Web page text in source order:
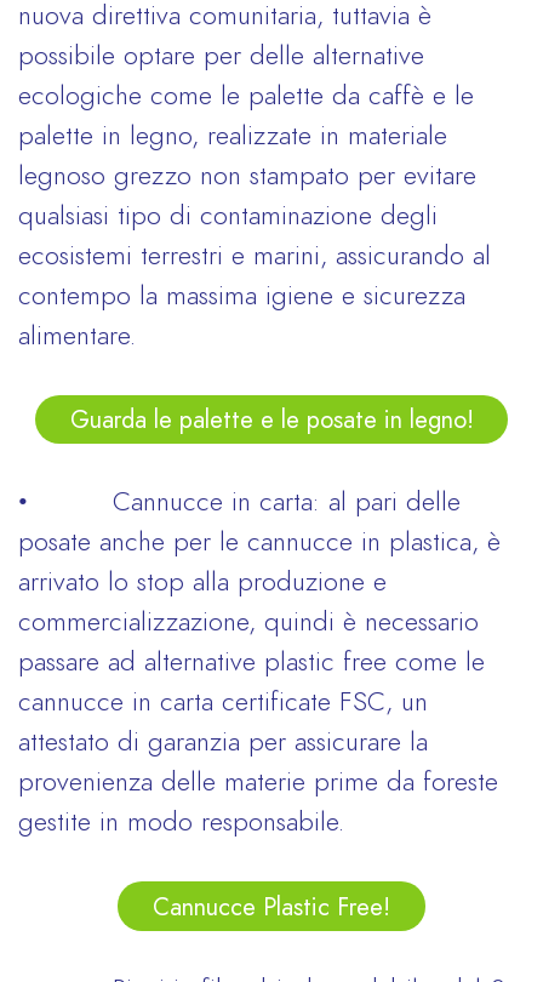
nuova direttiva comunitaria, tuttavia è
possibile optare per delle alternative
ecologiche come le palette da caffè e le
palette in legno, realizzate in materiale
legnoso grezzo non stampato per evitare
qualsiasi tipo di contaminazione degli
ecosistemi terrestri e marini, assicurando al
contempo la massima igiene e sicurezza
alimentare.
Guarda le palette e le posate in legno!
• Cannucce in carta: al pari delle
posate anche per le cannucce in plastica, è
arrivato lo stop alla produzione e
commercializzazione, quindi è necessario
passare ad alternative plastic free come le
cannucce in carta certificate FSC, un
attestato di garanzia per assicurare la
provenienza delle materie prime da foreste
gestite in modo responsabile.
Cannucce Plastic Free!